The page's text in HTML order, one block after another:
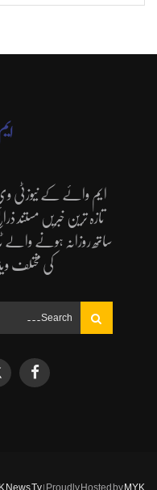
ایم وائے کے نیوزٹی وی
تازہ ترین خبریں
ساتھ روزانہ ہونے والے
کی مختلف
News Tv | Proudly Hosted by MYK